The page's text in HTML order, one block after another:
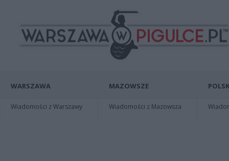
WARSZAWA
Wiadomości z Warszawy
MAZOWSZE
Wiadomości z Mazowsza